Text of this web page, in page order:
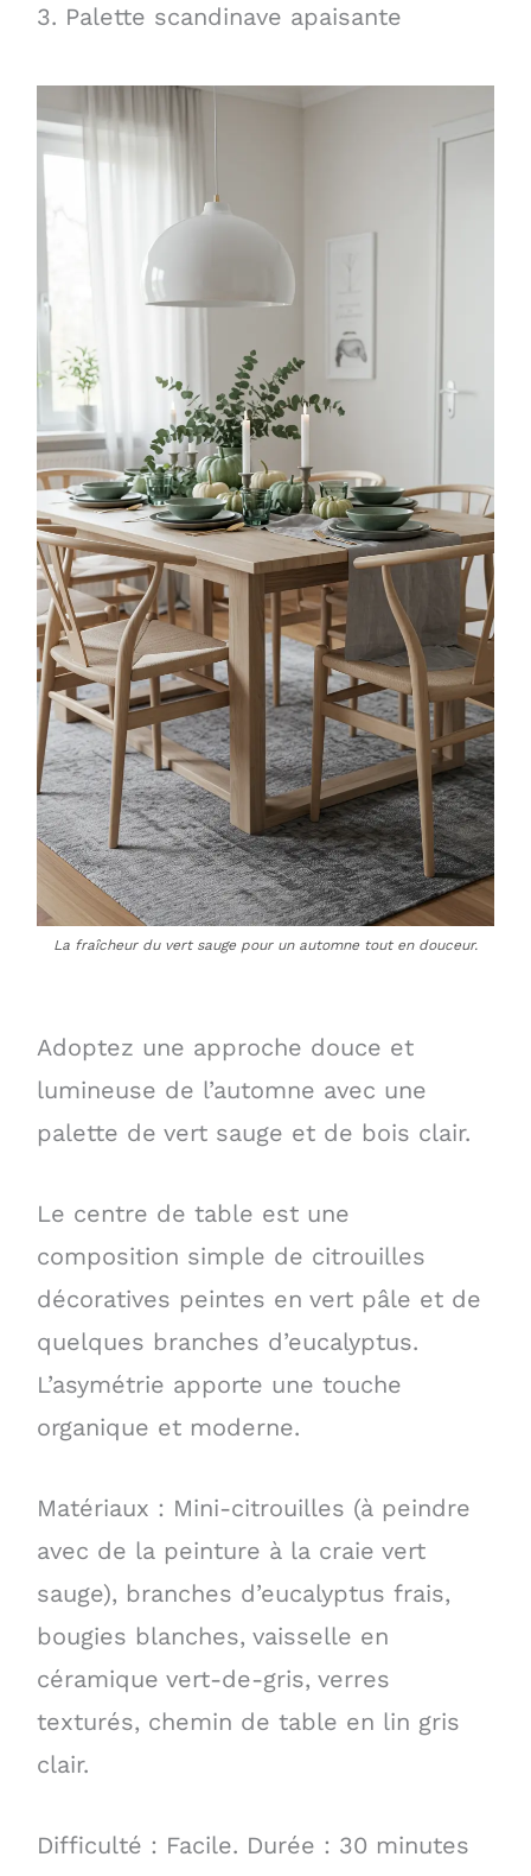
3. Palette scandinave apaisante
La fraîcheur du vert sauge pour un automne tout en douceur.
Adoptez une approche douce et
lumineuse de l’automne avec une
palette de vert sauge et de bois clair.
Le centre de table est une
composition simple de citrouilles
décoratives peintes en vert pâle et de
quelques branches d’eucalyptus.
L’asymétrie apporte une touche
organique et moderne.
Matériaux : Mini-citrouilles (à peindre
avec de la peinture à la craie vert
sauge), branches d’eucalyptus frais,
bougies blanches, vaisselle en
céramique vert-de-gris, verres
texturés, chemin de table en lin gris
clair.
Difficulté : Facile. Durée : 30 minutes